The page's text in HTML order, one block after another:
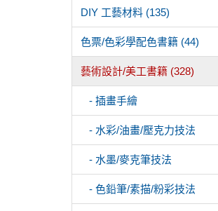
DIY 工藝材料 (135)
色票/色彩學配色書籍 (44)
藝術設計/美工書籍 (328)
- 插畫手繪
- 水彩/油畫/壓克力技法
- 水墨/麥克筆技法
- 色鉛筆/素描/粉彩技法